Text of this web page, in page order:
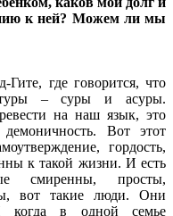
к ней? Можем ли мы
Гите, где говорится, что
– суры и асуры.
на наш язык, это
Вот этот
гордость,
к такой жизни. И есть
смиренны, просты,
вот такие люди. Они
когда в одной семье